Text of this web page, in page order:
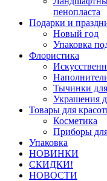
пенопласта
Подарки и
Новый год
Упаковка
Флористика
Тычинки
Украшения
Товары для
Косметика
Приборы
Упаковка
НОВИНКИ
СКИДКИ!
НОВОСТИ